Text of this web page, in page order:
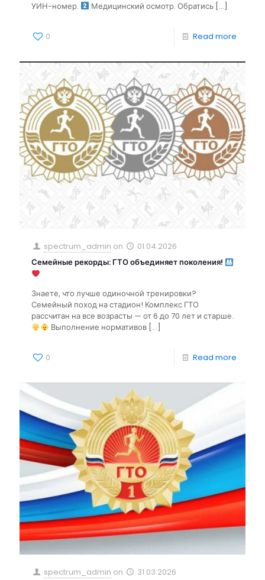
УИН-номер.
Медицинский осмотр. Обратись[…]
0 Read more
spectrum_admin on
01.04.2026
Семейные рекорды: ГТО объединяет поколения!
Знаете, что лучше одиночной тренировки?
Семейный поход на стадион! Комплекс ГТО
рассчитан на все возрасты — от 6 до 70 лет и старше.
Выполнение нормативов[…]
0 Read more
spectrum_admin on
31.03.2026